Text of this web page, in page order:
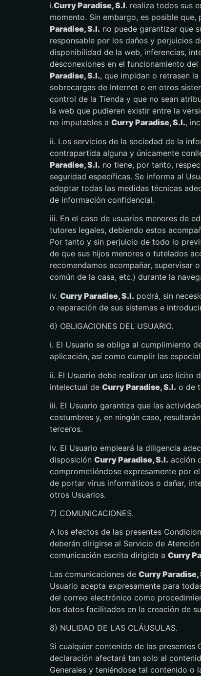
i.Curry Paradise, S.l. realiza todos sus
momento. Sin embargo, es posible
Paradise, S.l. no puede garantizar que
responsable por los daños y perjuicios
disponibilidad de la web, inferencias,
desconexiones en el funcionamiento
Paradise, S.l., que impidan o retrasen
sobrecargas de Internet o en otros
control de la Tienda y que no sean
la web que pudieren existir entre la
no imputables a Curry Paradise, S.l.,
ii. Los servicios de la sociedad de la
contrapartida alguna y únicamente
Paradise, S.l. no tiene, por tanto,
seguridad específicas. Se informa al
adoptar todas las medidas técnicas
de información confidencial.
iii. En el caso de usuarios menores de
tutores legales, debiendo estos
Por tanto y sin perjuicio de todo lo
de que sus hijos menores o tutelados
recomendamos acompañar, supervisar
común de la casa, etc.) durante la
iv. Curry Paradise, S.l. podrá, sin
o reparación de sus sistemas e
6) OBLIGACIONES DEL USUARIO.
i. El Usuario se obliga al cumplimiento
aplicación, así como cumplir las
ii. El Usuario debe realizar un uso lícito
intelectual de Curry Paradise, S.l. o de
iii. El Usuario garantiza que las
costumbres y, en ningún caso,
terceros.
iv. El Usuario empleará la diligencia
disposición Curry Paradise, S.l. acción
comprometiéndose expresamente por
de portar virus informáticos o dañar,
otros Usuarios.
7) COMUNICACIONES.
A los efectos de las presentes
deberán dirigirse al Servicio de
comunicación escrita dirigida a Curry
Las comunicaciones de Curry Paradise,
Usuario acepta expresamente para
del correo electrónico como
los datos facilitados en la creación de
8) NULIDAD DE LAS CLÁUSULAS.
Si cualquier contenido de las
declaración afectará tan solo al
Generales y teniéndose tal contenido o